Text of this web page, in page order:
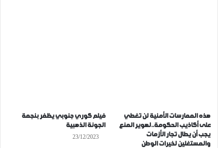
هذه الممارسات الأمنية لن تغطي
على أكاذيب الحكومة..لهوير المنع
يجب أن يطال تجار الأزمات
والمستغلين لخيرات الوطن
فيلم كوري جنوبي يظفر بنجمة
الجونة الذهبية
23/12/2023